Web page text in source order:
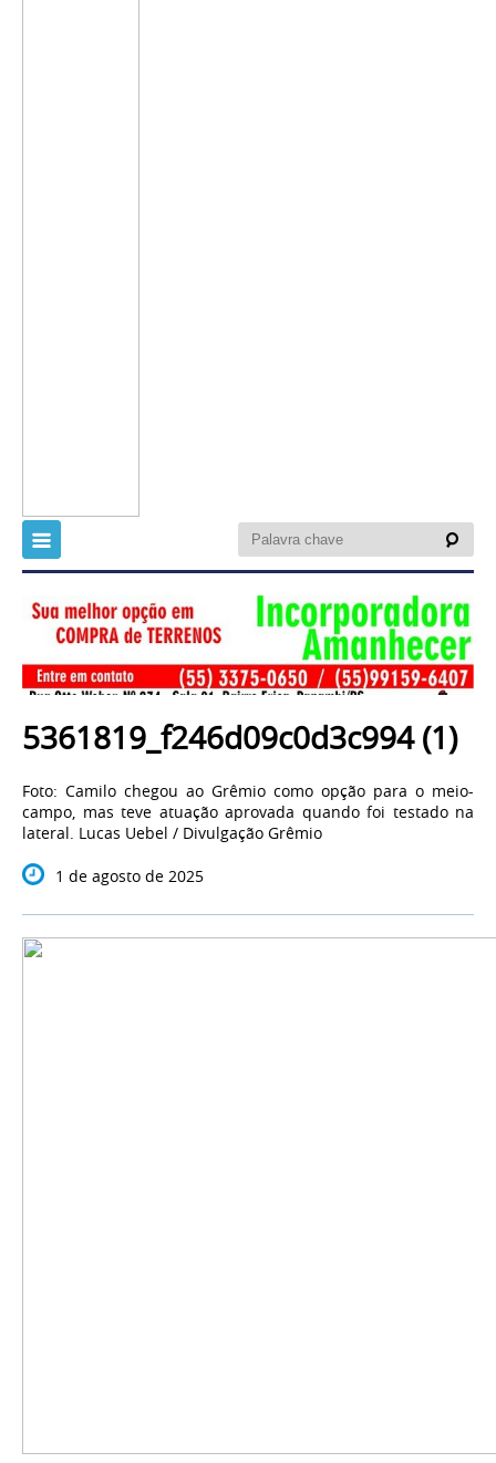
5361819_f246d09c0d3c994 (1)
Foto: Camilo chegou ao Grêmio como opção para o meio-
campo, mas teve atuação aprovada quando foi testado na
lateral. Lucas Uebel / Divulgação Grêmio
1 de agosto de 2025